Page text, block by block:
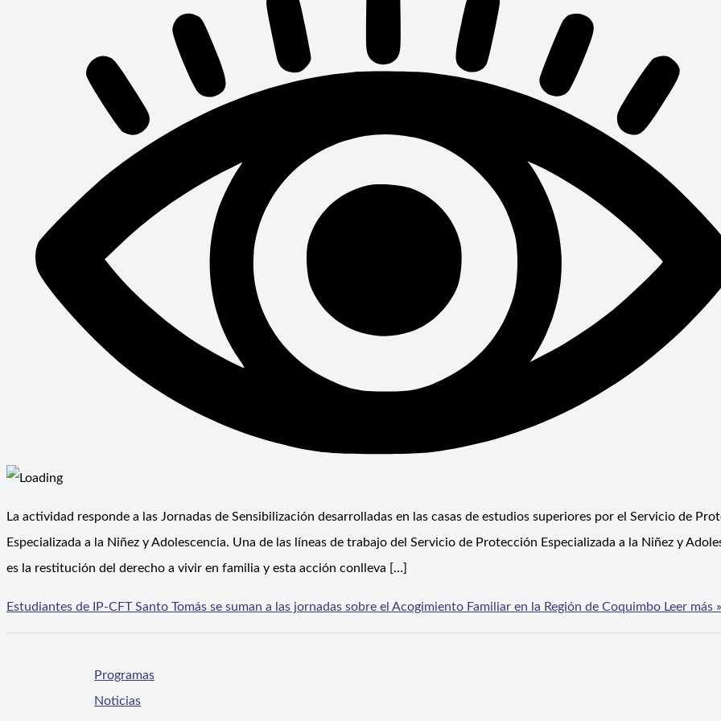
La actividad responde a las Jornadas de Sensibilización desarrolladas en las casas de estudios superiores por el Servicio de
Especializada a la Niñez y Adolescencia. Una de las líneas de trabajo del Servicio de Protección Especializada a la Niñez y
es la restitución del derecho a vivir en familia y esta acción conlleva […]
Estudiantes de IP-CFT Santo Tomás se suman a las jornadas sobre el Acogimiento Familiar en la Región de Coquimbo Leer más »
Programas
Noticias